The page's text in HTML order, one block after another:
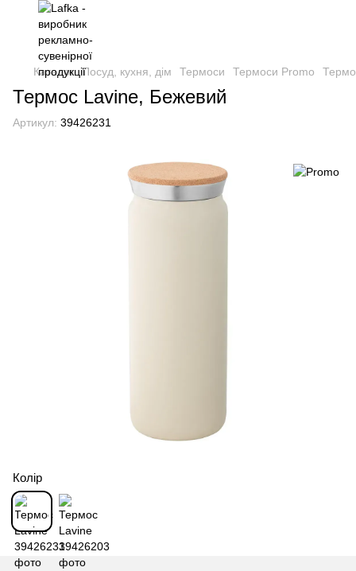
Каталог Посуд, кухня, дім Термоси Термоси Promo
Термос Lavine, Бежевий
Артикул: 39426231
Колір